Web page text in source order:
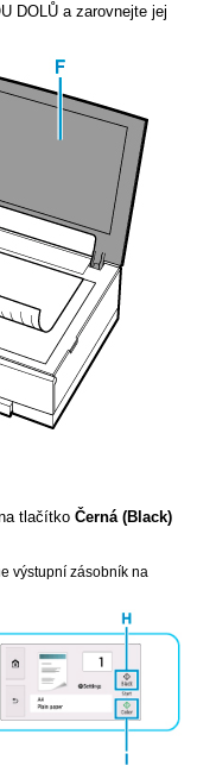
DOLŮ a zarovnejte jej
tlačítkoČerná (Black)
výstupní zásobník na